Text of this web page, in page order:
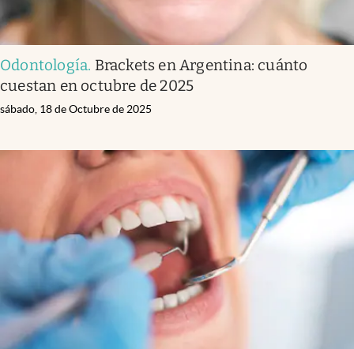
Odontología. Brackets en Argentina: cuánto
cuestan en octubre de 2025
sábado, 18 de Octubre de 2025